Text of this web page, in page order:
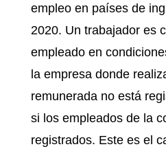
empleo en países de
2020. Un trabajador es
empleado en
la empresa donde
remunerada no está
si los empleados de la
registrados. Este es el